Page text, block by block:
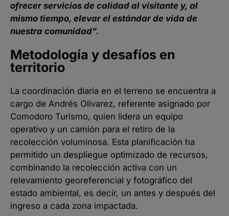
ofrecer servicios de calidad al visitante y, al
mismo tiempo, elevar el estándar de vida de
nuestra comunidad”.
Metodología y desafíos en
territorio
La coordinación diaria en el terreno se encuentra a
cargo de Andrés Olivarez, referente asignado por
Comodoro Turismo, quien lidera un equipo
operativo y un camión para el retiro de la
recolección voluminosa. Esta planificación ha
permitido un despliegue optimizado de recursos,
combinando la recolección activa con un
relevamiento georeferencial y fotográfico del
estado ambiental, es decir, un antes y después del
ingreso a cada zona impactada.